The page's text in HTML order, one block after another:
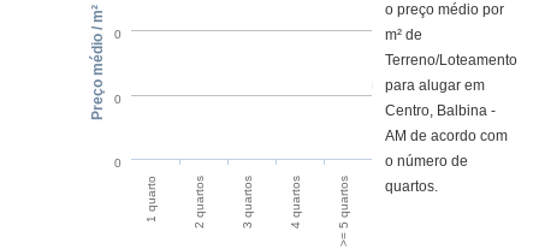
1 quarto 2 quartos 3 quartos 4 quartos >= 5 quartos
0
0
0
Preço médio / m²
o preço médio por
m² de
Terreno/Loteamento
para alugar em
Centro, Balbina -
AM de acordo com
o número de
quartos.